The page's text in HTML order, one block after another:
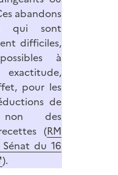
abandons
qui sont
difficiles,
à
pour les
de
des
(RM
Sénat du 16
).